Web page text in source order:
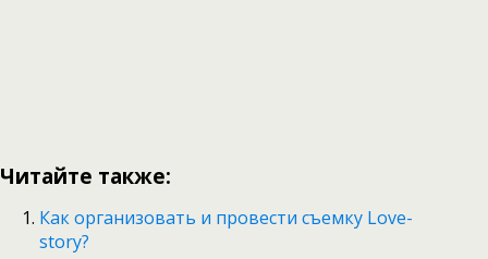
Читайте также:
Как организовать и провести съемку Love-
story?